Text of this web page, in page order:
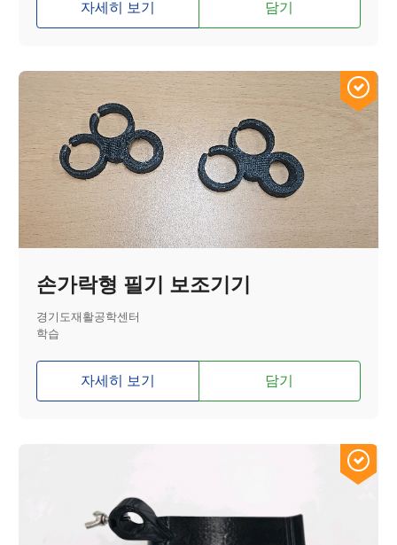
자세히 보기 담기
손가락형 필기 보조기기
경기도재활공학센터
학습
자세히 보기 담기